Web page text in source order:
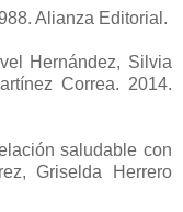
Alianza Editorial.
Hernández, Silvia
Correa. 2014.
saludable con
Griselda Herrero